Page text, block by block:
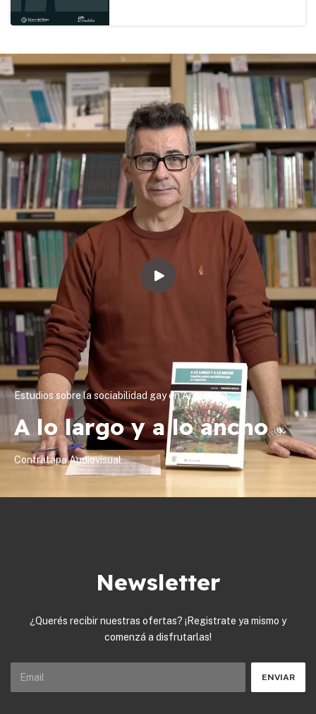
Estudios sobre la sociabilidad gay en Argentina
A lo largo y a lo ancho
Contratapa Audiovisual
Newsletter
¿Querés recibir nuestras ofertas? ¡Registrate ya mismo y
comenzá a disfrutarlas!